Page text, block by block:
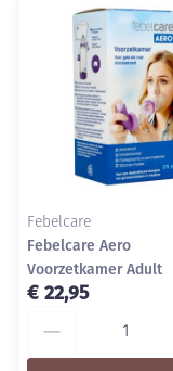
Febelcare
Febelcare Aero
Voorzetkamer Adult
€ 22,95